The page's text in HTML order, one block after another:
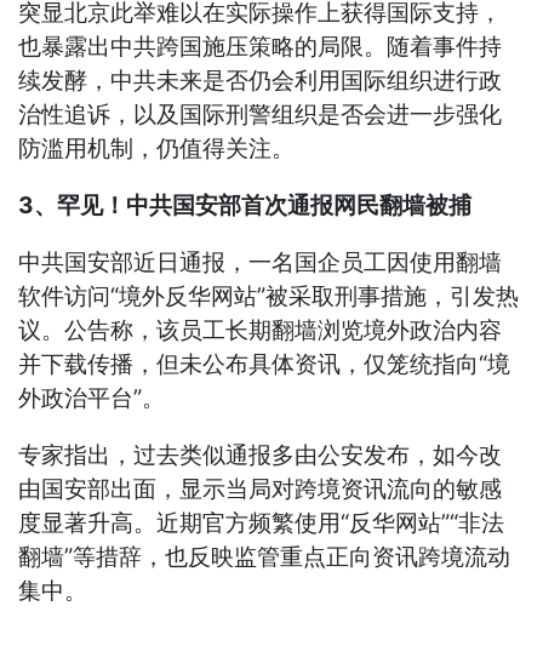
突显北京此举难以在实际操作上获得国际支持，
也暴露出中共跨国施压策略的局限。随着事件持
续发酵，中共未来是否仍会利用国际组织进行政
治性追诉，以及国际刑警组织是否会进一步强化
防滥用机制，仍值得关注。
3、罕见！中共国安部首次通报网民翻墙被捕
中共国安部近日通报，一名国企员工因使用翻墙
软件访问“境外反华网站”被采取刑事措施，引发热
议。公告称，该员工长期翻墙浏览境外政治内容
并下载传播，但未公布具体资讯，仅笼统指向“境
外政治平台”。
专家指出，过去类似通报多由公安发布，如今改
由国安部出面，显示当局对跨境资讯流向的敏感
度显著升高。近期官方频繁使用“反华网站”“非法
翻墙”等措辞，也反映监管重点正向资讯跨境流动
集中。